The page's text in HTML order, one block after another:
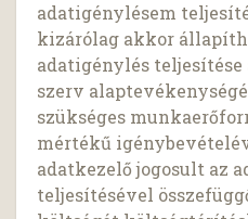
adatigénylésem
kizárólag akkor
adatigénylés
szerv
szükséges
mértékű
adatkezelő jogosult az
teljesítésével